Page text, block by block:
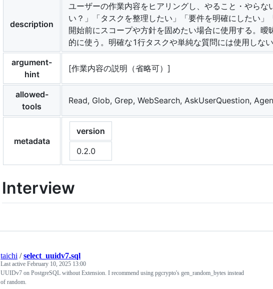
description
ユーザーの作業内容をヒアリングし、やること・やら
い？」「タスクを整理したい」「要件を明確にしたい
開始前にスコープや方針を固めたい場合に使用する。
的に使う。明確な1行タスクや単純な質問には使用しない
argument-
hint
[作業内容の説明（省略可）]
allowed-
tools
Read, Glob, Grep, WebSearch, AskUserQuestion,
metadata
version
0.2.0
Interview
taichi /select_uuidv7.sql
Last active February 10, 2025 13:00
UUIDv7 on PostgreSQL without Extension. I recommend using pgcrypto's gen_random_bytes instead
of random.